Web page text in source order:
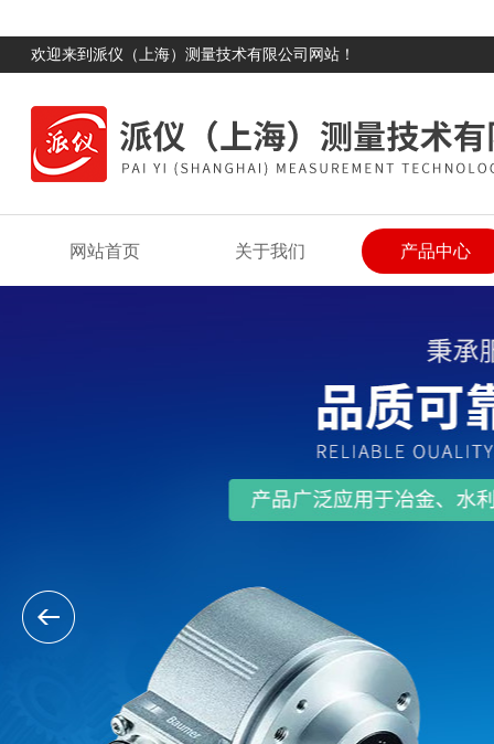
欢迎来到派仪（上海）测量技术有限公司网站！
网站首页 关于我们 产品中心